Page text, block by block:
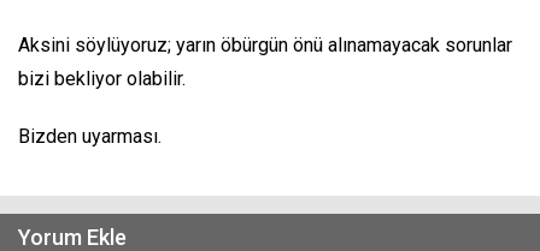
Aksini söylüyoruz; yarın öbürgün önü alınamayacak sorunlar
bizi bekliyor olabilir.
Bizden uyarması.
Yorum Ekle